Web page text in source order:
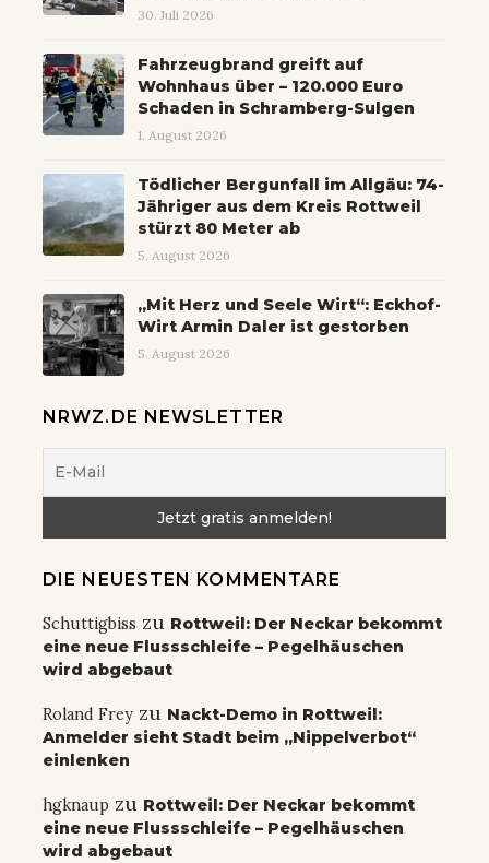
30. Juli 2026
Fahrzeugbrand greift auf
Wohnhaus über – 120.000 Euro
Schaden in Schramberg-Sulgen
1. August 2026
Tödlicher Bergunfall im Allgäu: 74-
Jähriger aus dem Kreis Rottweil
stürzt 80 Meter ab
5. August 2026
„Mit Herz und Seele Wirt“: Eckhof-
Wirt Armin Daler ist gestorben
5. August 2026
NRWZ.DE NEWSLETTER
DIE NEUESTEN KOMMENTARE
Schuttigbiss zu Rottweil: Der Neckar bekommt
eine neue Flussschleife – Pegelhäuschen
wird abgebaut
Roland Frey zu Nackt-Demo in Rottweil:
Anmelder sieht Stadt beim „Nippelverbot“
einlenken
hgknaup zu Rottweil: Der Neckar bekommt
eine neue Flussschleife – Pegelhäuschen
wird abgebaut